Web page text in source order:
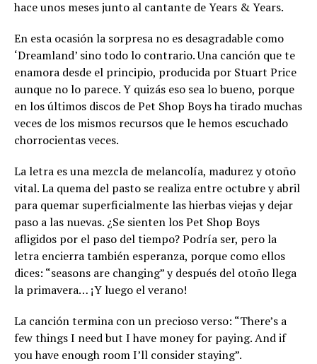
hace unos meses junto al cantante de Years & Years.
En esta ocasión la sorpresa no es desagradable como
‘Dreamland’ sino todo lo contrario. Una canción que te
enamora desde el principio, producida por Stuart Price
aunque no lo parece. Y quizás eso sea lo bueno, porque
en los últimos discos de Pet Shop Boys ha tirado muchas
veces de los mismos recursos que le hemos escuchado
chorrocientas veces.
La letra es una mezcla de melancolía, madurez y otoño
vital. La quema del pasto se realiza entre octubre y abril
para quemar superficialmente las hierbas viejas y dejar
paso a las nuevas. ¿Se sienten los Pet Shop Boys
afligidos por el paso del tiempo? Podría ser, pero la
letra encierra también esperanza, porque como ellos
dices: “seasons are changing” y después del otoño llega
la primavera… ¡Y luego el verano!
La canción termina con un precioso verso: “There’s a
few things I need but I have money for paying. And if
you have enough room I’ll consider staying”.